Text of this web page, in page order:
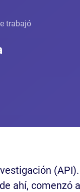
trabajó
ahí, comenzó